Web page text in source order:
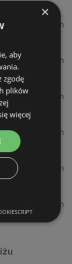
1,73 km
46,87 km
50,37 km
53,27 km
53,85 km
54,82 km
×
aby
zgodę
plików
więcej